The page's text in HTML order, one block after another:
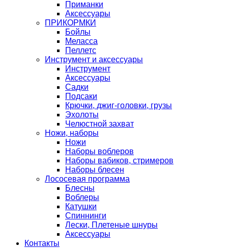
Приманки
Аксессуары
ПРИКОРМКИ
Бойлы
Меласса
Пеллетс
Инструмент и аксессуары
Инструмент
Аксессуары
Садки
Подсаки
Крючки, джиг-головки, грузы
Эхолоты
Челюстной захват
Ножи, наборы
Ножи
Наборы воблеров
Наборы вабиков, стримеров
Наборы блесен
Лососевая программа
Блесны
Воблеры
Катушки
Спиннинги
Лески, Плетеные шнуры
Аксессуары
Контакты